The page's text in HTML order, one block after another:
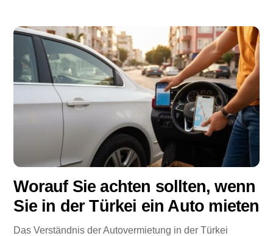
Worauf Sie achten sollten, wenn
Sie in der Türkei ein Auto mieten
Das Verständnis der Autovermietung in der Türkei